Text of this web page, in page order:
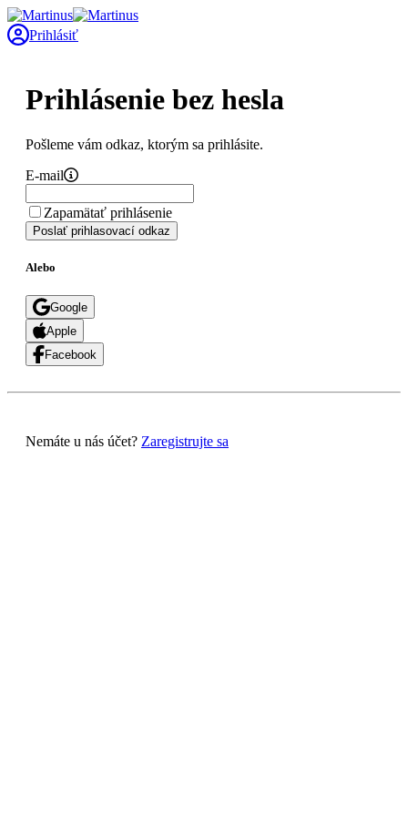
Prihlásiť
Prihlásenie bez hesla
Pošleme vám odkaz, ktorým sa prihlásite.
E-mail
Zapamätať prihlásenie
Poslať prihlasovací odkaz
Alebo
Google
Apple
Facebook
Nemáte u nás účet? Zaregistrujte sa